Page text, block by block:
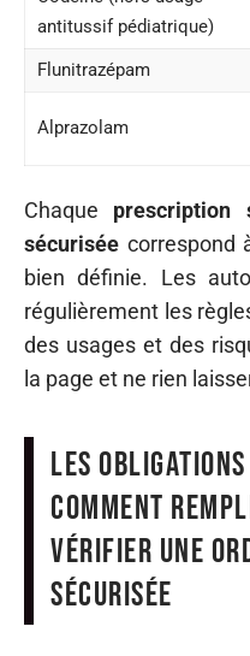
antitussif pédiatrique)
Flunitrazépam
Alprazolam
Chaque prescription
sécurisée correspond
bien définie. Les
régulièrement les
des usages et des
la page et ne rien
Les
comment
vérifier une
sécurisée